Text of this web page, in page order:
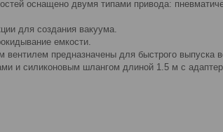
оснащено двумя типами привода:
для создания вакуума.
емкости.
предназначены для быстрого выпуска
и силиконовым шлангом длиной 1.5 м с